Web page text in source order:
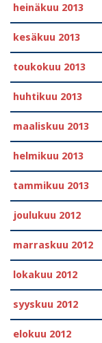
heinäkuu 2013
kesäkuu 2013
toukokuu 2013
huhtikuu 2013
maaliskuu 2013
helmikuu 2013
tammikuu 2013
joulukuu 2012
marraskuu 2012
lokakuu 2012
syyskuu 2012
elokuu 2012